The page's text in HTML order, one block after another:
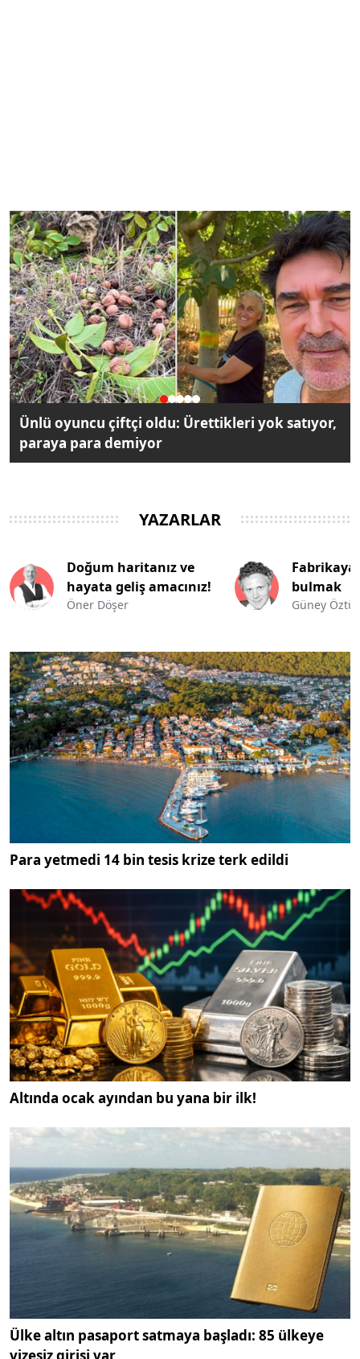
Para yetmedi 14 bin tesis krize terk edildi
Altında ocak ayından bu yana bir ilk!
Ülke altın pasaport satmaya başladı: 85 ülkeye
Ünlü oyuncu çiftçi oldu: Ürettikleri yok satıyor,
paraya para demiyor
YAZARLAR
Fabrikaya bilet
bulmak
Güney Öztürk
Kürt
Türkiye
Naim